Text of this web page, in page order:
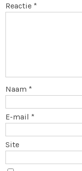
Reactie *
Naam *
E-mail *
Site